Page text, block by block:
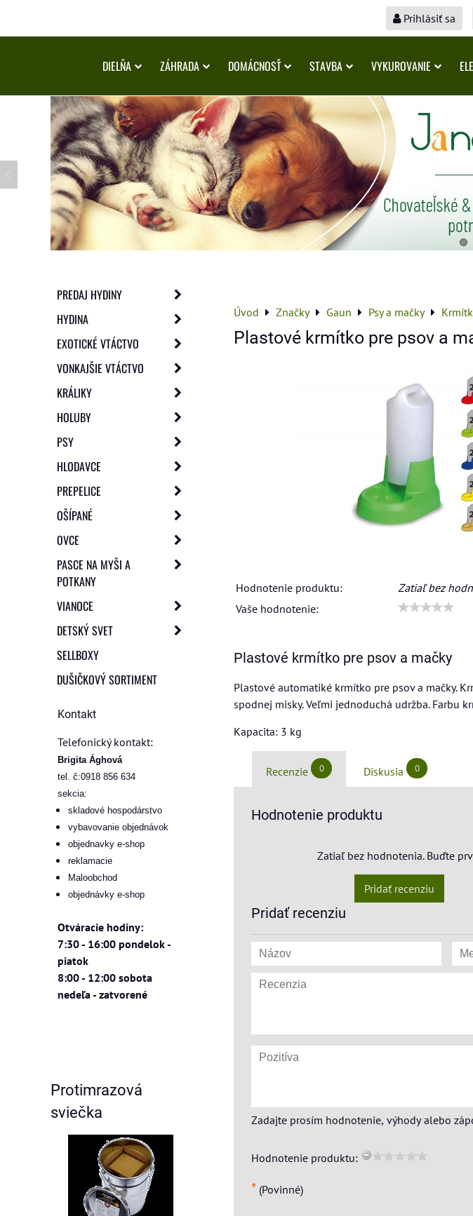
Prihlásiť sa
DIELŇA ZÁHRADA DOMÁCNOSŤ STAVBA VYKUROVANIE
Úvod Značky Gaun Psy a mačky
Plastové krmítko pre psov a
Hodnotenie produktu:
Zatiaľ bez
Vaše hodnotenie:
Plastové krmítko pre psov a mačky
Plastové automatiké krmítko pre psov a mačky.
spodnej misky. Veľmi jednoduchá udržba. Farbu
Kapacita: 3 kg
Recenzie 0 Diskusia 0
Hodnotenie produktu
Zatiaľ bez hodnotenia. Buďte
Pridať recenziu
Pridať recenziu
Zadajte prosím hodnotenie, výhody alebo
Hodnotenie produktu:
* (Povinné)
PREDAJ HYDINY
HYDINA
EXOTICKÉ VTÁCTVO
VONKAJŠIE VTÁCTVO
KRÁLIKY
HOLUBY
PSY
HLODAVCE
PREPELICE
OŠÍPANÉ
OVCE
PASCE NA MYŠI A
POTKANY
VIANOCE
DETSKÝ SVET
SELLBOXY
DUŠIČKOVÝ SORTIMENT
Kontakt
Telefonický kontakt:
Brigita Ághová
tel. č:0918 856 634
sekcia:
skladové hospodárstvo
vybavovanie objednávok
objednavky e-shop
reklamacie
Maloobchod
objednávky e-shop
Otváracie hodiny:
7:30 - 16:00 pondelok -
piatok
8:00 - 12:00 sobota
nedeľa - zatvorené
Protimrazová
sviečka